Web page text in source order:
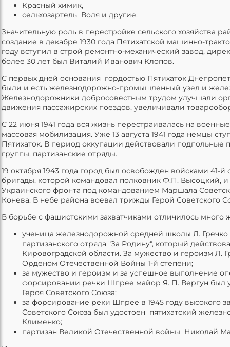
Красный химик,
сельхозартель Воля и другие.
Значительную роль в перестройке сельского хозяйства
создание в декабре 1930 года Пятихатской машинно-
году вступил в строй ремонтно-механический завод,
более 30 лет был Виталий Иванович Клопов.
С первых дней основания гордостью Пятихаток
были и есть железнодорожно-промышленный узел и
Железнодорожники добросовестным трудом улучшали
движения пассажирских поездов, увеличивали
С 22 июня 1941 года вся жизнь перестраивалась на
массовая мобилизация. Уже 13 августа 1941 года немцы
Пятихаток. В период оккупации действовали подпольные
группы, партизанские отряды.
19 октября 1943 года город был освобожден войсками 41-й
бригады, которой командовал полковник Ф.П. Высоцкий, и
Украинского фронта под командованием Маршала
Конева. В небе района воевал трижды Герой Советского
В борьбе с фашистскими захватчиками отличилось
ученица железнодорожной средней школы Л. Гречко
партизанского отряда "За Родину", который
Кировоградской области. За мужество и героизм Л.
Орденом Отечественной Войны 1-й степени;
за мужество и героизм и за успешное выполнение
форсировании речки Шпрее майор Я. П. Вергун был
Героя Советского Союза;
за форсирование реки Шпрее в 1945 году высокого
Советского Союза был удостоен пятихатский
Клименко;
партизан Великой Отечественной войны Николай